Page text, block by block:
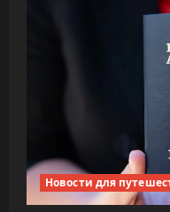
Новости для